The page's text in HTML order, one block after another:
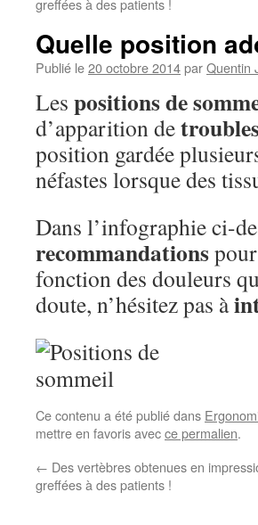
greffées à des patients !
Quelle position
Publié le20 octobre 2014parQuentin
Les positions de
d’apparition de
position gardée
néfastes lorsque des
Dans l’infographie ci-
recommandations
fonction des douleurs
doute, n’hésitez pas à
Ce contenu a été publié dans
mettre en favoris avecce permalien.
← Des vertèbres obtenues en
greffées à des patients !